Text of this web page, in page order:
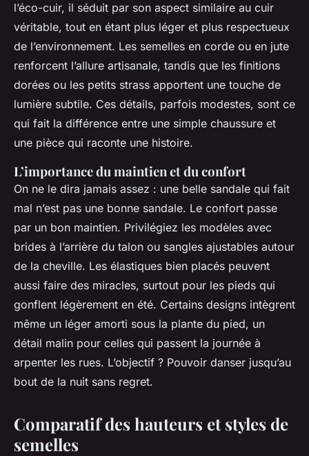
l’éco-cuir, il séduit par son aspect similaire au cuir
véritable, tout en étant plus léger et plus respectueux
de l’environnement. Les semelles en corde ou en jute
renforcent l’allure artisanale, tandis que les finitions
dorées ou les petits strass apportent une touche de
lumière subtile. Ces détails, parfois modestes, sont ce
qui fait la différence entre une simple chaussure et
une pièce qui raconte une histoire.
L’importance du maintien et du confort
On ne le dira jamais assez : une belle sandale qui fait
mal n’est pas une bonne sandale. Le confort passe
par un bon maintien. Privilégiez les modèles avec
brides à l’arrière du talon ou sangles ajustables autour
de la cheville. Les élastiques bien placés peuvent
aussi faire des miracles, surtout pour les pieds qui
gonflent légèrement en été. Certains designs intègrent
même un léger amorti sous la plante du pied, un
détail malin pour celles qui passent la journée à
arpenter les rues. L’objectif ? Pouvoir danser jusqu’au
bout de la nuit sans regret.
Comparatif des hauteurs et styles de
semelles